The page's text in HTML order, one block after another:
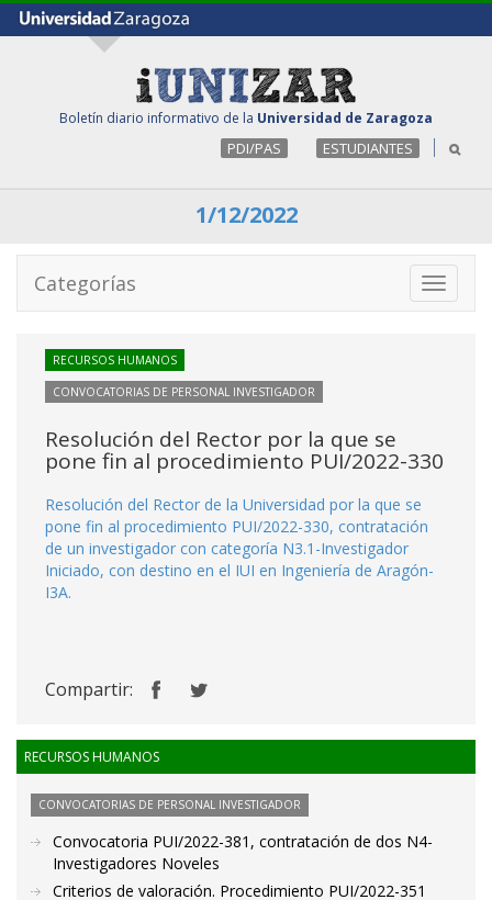
Boletín diario informativo de la Universidad de Zaragoza
PDI/PAS ESTUDIANTES
1/12/2022
Toggle
Categorías
RECURSOS HUMANOS
CONVOCATORIAS DE PERSONAL INVESTIGADOR
Resolución del Rector por la que se
pone fin al procedimiento PUI/2022-330
Resolución del Rector de la Universidad por la que se
pone fin al procedimiento PUI/2022-330, contratación
de un investigador con categoría N3.1-Investigador
Iniciado, con destino en el IUI en Ingeniería de Aragón-
I3A.
Compartir:
RECURSOS HUMANOS
CONVOCATORIAS DE PERSONAL INVESTIGADOR
Convocatoria PUI/2022-381, contratación de dos N4-
Investigadores Noveles
Criterios de valoración. Procedimiento PUI/2022-351